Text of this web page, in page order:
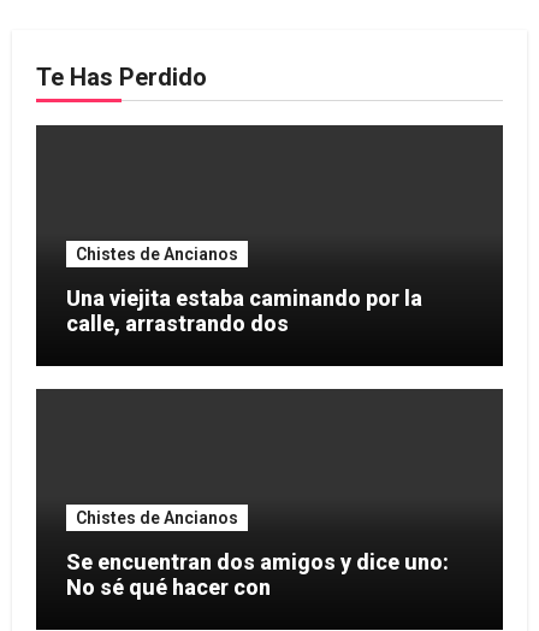
Te Has Perdido
Chistes de Ancianos
Una viejita estaba caminando por la
calle, arrastrando dos
Chistes de Ancianos
Se encuentran dos amigos y dice uno:
No sé qué hacer con